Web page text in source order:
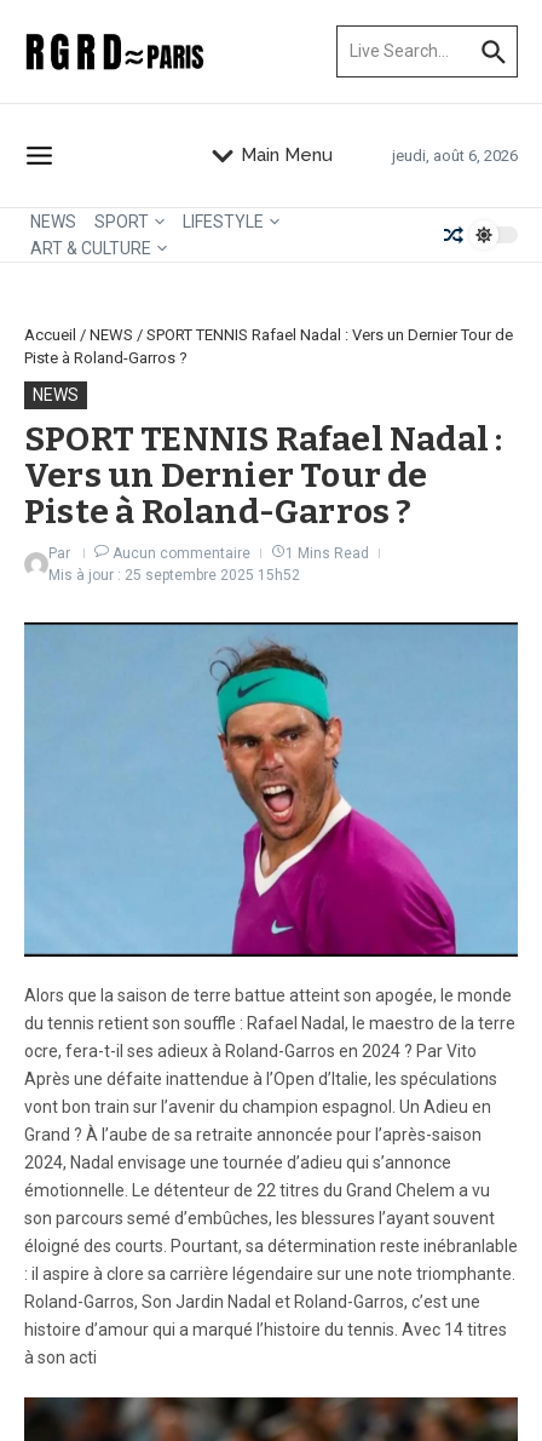
Main Menu jeudi, août 6, 2026
NEWS SPORT
LIFESTYLE
ART & CULTURE
Accueil / NEWS / SPORT TENNIS Rafael Nadal : Vers un Dernier Tour de
Piste à Roland-Garros ?
NEWS
SPORT TENNIS Rafael Nadal :
Vers un Dernier Tour de
Piste à Roland-Garros ?
Par Aucun commentaire
1 Mins Read
Mis à jour : 25 septembre 2025 15h52
Alors que la saison de terre battue atteint son apogée, le monde
du tennis retient son souffle : Rafael Nadal, le maestro de la terre
ocre, fera-t-il ses adieux à Roland-Garros en 2024 ? Par Vito
Après une défaite inattendue à l’Open d’Italie, les spéculations
vont bon train sur l’avenir du champion espagnol. Un Adieu en
Grand ? À l’aube de sa retraite annoncée pour l’après-saison
2024, Nadal envisage une tournée d’adieu qui s’annonce
émotionnelle. Le détenteur de 22 titres du Grand Chelem a vu
son parcours semé d’embûches, les blessures l’ayant souvent
éloigné des courts. Pourtant, sa détermination reste inébranlable
: il aspire à clore sa carrière légendaire sur une note triomphante.
Roland-Garros, Son Jardin Nadal et Roland-Garros, c’est une
histoire d’amour qui a marqué l’histoire du tennis. Avec 14 titres
à son acti